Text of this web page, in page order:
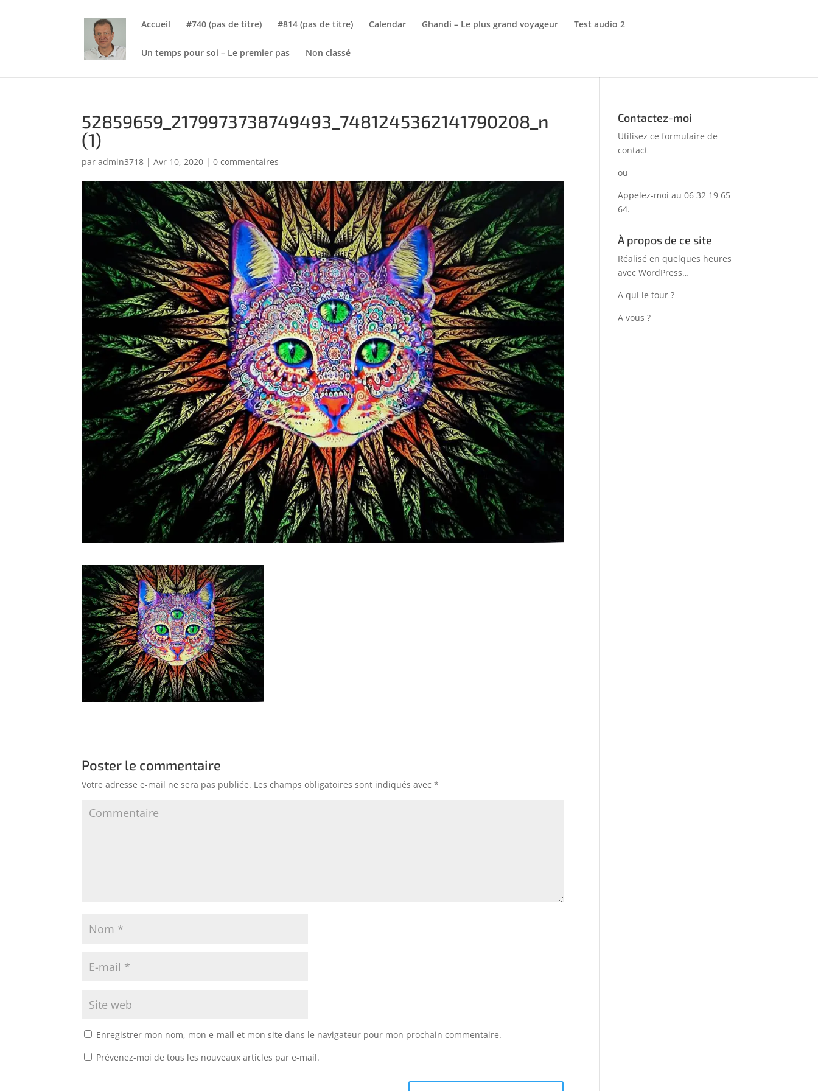
Accueil #740 (pas de titre) #814 (pas de titre) Calendar Ghandi – Le plus grand voyageur Test audio 2
Un temps pour soi – Le premier pas Non classé
52859659_2179973738749493_7481245362141790208_n
(1)
paradmin3718 |Avr 10, 2020 |0 commentaires
Poster le commentaire
Votre adresse e-mail ne sera pas publiée. Les champs obligatoires sont indiqués avec*
Enregistrer mon nom, mon e-mail et mon site dans le navigateur pour mon prochain commentaire.
Prévenez-moi de tous les nouveaux articles par e-mail.
Contactez-moi
Utilisez ce formulaire de
contact
ou
Appelez-moi au 06 32 19 65
64.
À propos de ce site
Réalisé en quelques heures
avec WordPress…
A qui le tour ?
A vous ?